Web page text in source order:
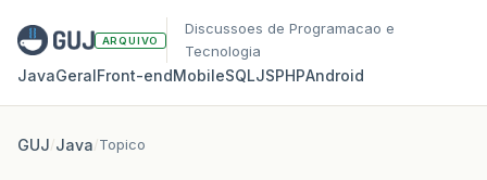
ARQUIVO
Discussoes de Programacao e
Tecnologia
JavaGeralFront‑endMobileSQLJSPHPAndroid
GUJ/Java/Topico